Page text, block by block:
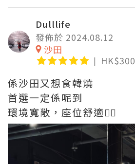
Dulllife
發佈於 2024.08.12
沙田
HK$300
係沙田又想食韓燒
首選一定係呢到
環境寬敞，座位舒適👍🏻